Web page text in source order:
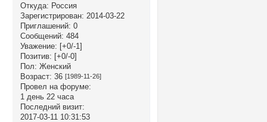
Откуда: Россия
Зарегистрирован: 2014-03-22
Приглашений: 0
Сообщений: 484
Уважение: [+0/-1]
Позитив: [+0/-0]
Пол: Женский
Возраст: 36 [1989-11-26]
Провел на форуме:
1 день 22 часа
Последний визит:
2017-03-11 10:31:53